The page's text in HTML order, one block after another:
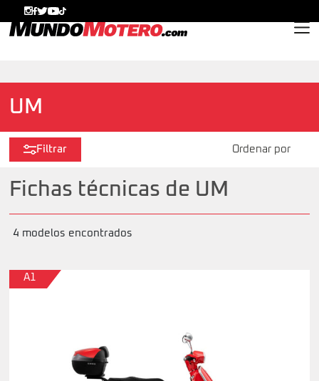
UM
Filtrar
Fichas técnicas de UM
4 modelos encontrados
A1